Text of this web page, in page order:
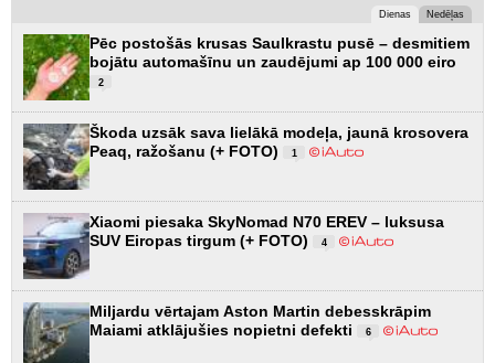
Dienas Nedēļas
Pēc postošās krusas Saulkrastu pusē – desmitiem
bojātu automašīnu un zaudējumi ap 100 000 eiro
2
Škoda uzsāk sava lielākā modeļa, jaunā krosovera
Peaq, ražošanu (+ FOTO)
1
Xiaomi piesaka SkyNomad N70 EREV – luksusa
SUV Eiropas tirgum (+ FOTO)
4
Miljardu vērtajam Aston Martin debesskrāpim
Maiami atklājušies nopietni defekti
6